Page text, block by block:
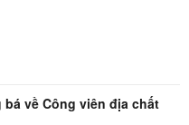
về Công viên địa chất